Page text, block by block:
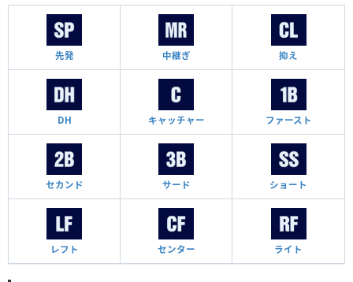
先発 中継ぎ 抑え
DH キャッチャー ファースト
セカンド サード ショート
レフト センター ライト